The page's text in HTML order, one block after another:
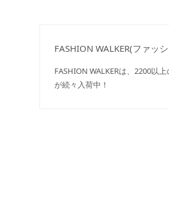
FASHION WALKER(ファッ
FASHION WALKERは、2200以
が続々入荷中！